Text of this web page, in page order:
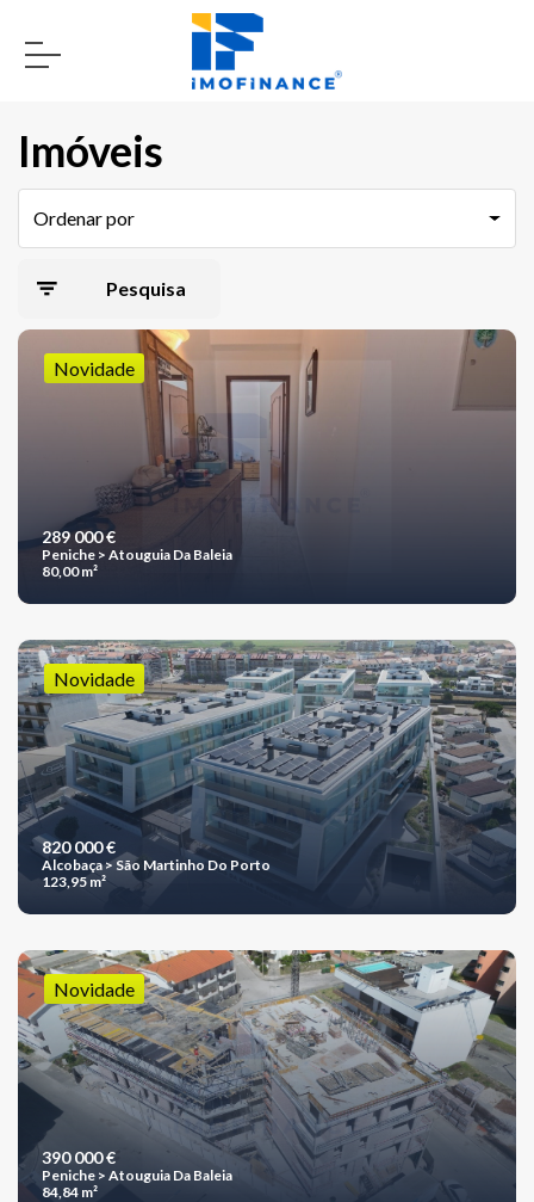
Imóveis
Ordenar por
Pesquisa
avançada
Novidade
289 000 €
Peniche > Atouguia Da Baleia
80,00 m²
Novidade
820 000 €
Alcobaça > São Martinho Do Porto
123,95 m²
Novidade
390 000 €
Peniche > Atouguia Da Baleia
84,84 m²